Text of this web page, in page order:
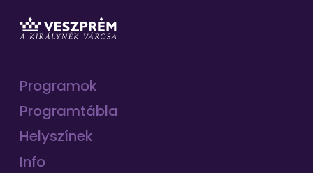
Programok
Programtábla
Helyszínek
Info